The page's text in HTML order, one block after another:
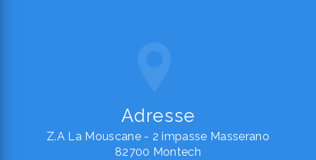
Adresse
Z.A La Mouscane - 2 impasse Masserano
82700 Montech